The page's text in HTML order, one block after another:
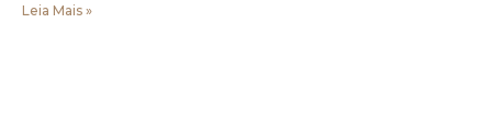
Leia Mais »